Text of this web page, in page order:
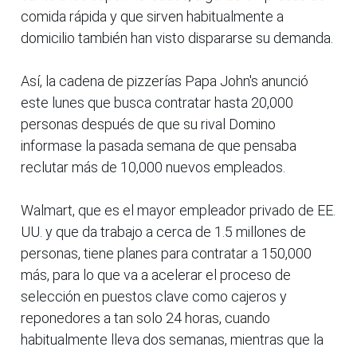
comida rápida y que sirven habitualmente a
domicilio también han visto dispararse su demanda.
Así, la cadena de pizzerías Papa John's anunció
este lunes que busca contratar hasta 20,000
personas después de que su rival Domino
informase la pasada semana de que pensaba
reclutar más de 10,000 nuevos empleados.
Walmart, que es el mayor empleador privado de EE.
UU. y que da trabajo a cerca de 1.5 millones de
personas, tiene planes para contratar a 150,000
más, para lo que va a acelerar el proceso de
selección en puestos clave como cajeros y
reponedores a tan solo 24 horas, cuando
habitualmente lleva dos semanas, mientras que la